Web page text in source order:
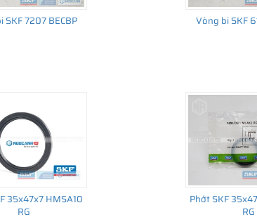
SKF 7207 BECBP Vòng bi SKF
35x47x7 HMSA10
RG
Phớt SKF
RG